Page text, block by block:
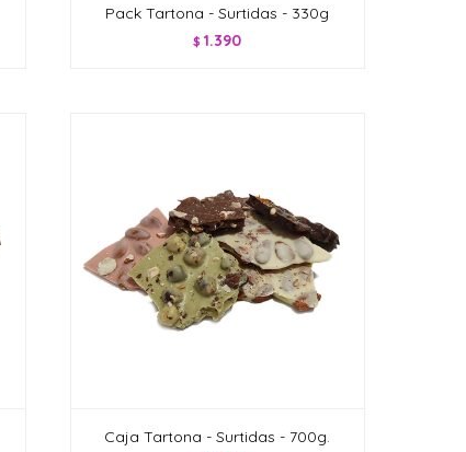
Pack Tartona - Surtidas - 330g
$ 1.390
Caja Tartona - Surtidas - 700g.